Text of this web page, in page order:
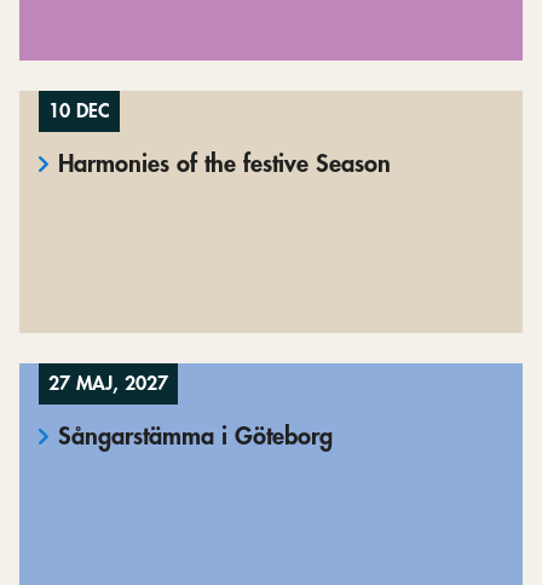
10 DEC
Harmonies of the festive Season
27 MAJ, 2027
Sångarstämma i Göteborg